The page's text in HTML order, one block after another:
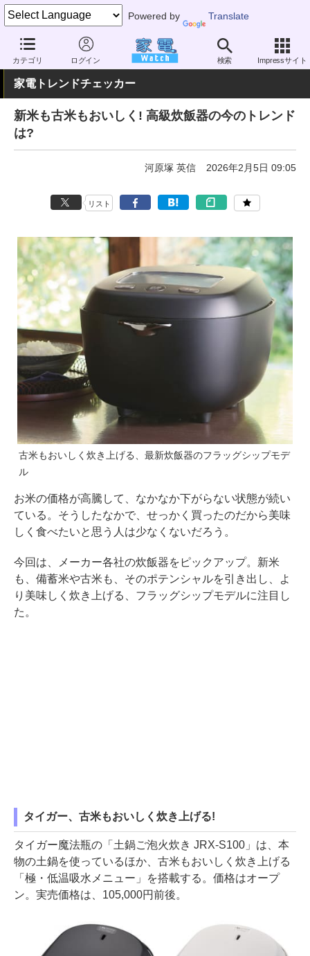
Powered by Translate
カテゴリ ログイン 検索 Impressサイト
家電 Watch 生活家電 炊飯器 大容量（5合以上）
家電トレンドチェッカー
新米も古米もおいしく! 高級炊飯器の今のトレンド
は?
河原塚 英信 2026年2月5日 09:05
リスト
古米もおいしく炊き上げる、最新炊飯器のフラッグシップモデ
ル
お米の価格が高騰して、なかなか下がらない状態が続い
ている。そうしたなかで、せっかく買ったのだから美味
しく食べたいと思う人は少なくないだろう。
今回は、メーカー各社の炊飯器をピックアップ。新米
も、備蓄米や古米も、そのポテンシャルを引き出し、よ
り美味しく炊き上げる、フラッグシップモデルに注目し
た。
タイガー、古米もおいしく炊き上げる!
タイガー魔法瓶の「土鍋ご泡火炊き JRX-S100」は、本
物の土鍋を使っているほか、古米もおいしく炊き上げる
「極・低温吸水メニュー」を搭載する。価格はオープ
ン。実売価格は、105,000円前後。